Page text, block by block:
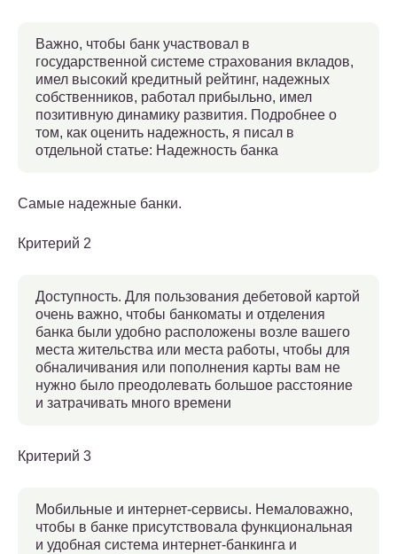
Важно, чтобы банк участвовал в
государственной системе страхования вкладов,
имел высокий кредитный рейтинг, надежных
собственников, работал прибыльно, имел
позитивную динамику развития. Подробнее о
том, как оценить надежность, я писал в
отдельной статье: Надежность банка
Самые надежные банки.
Критерий 2
Доступность. Для пользования дебетовой картой
очень важно, чтобы банкоматы и отделения
банка были удобно расположены возле вашего
места жительства или места работы, чтобы для
обналичивания или пополнения карты вам не
нужно было преодолевать большое расстояние
и затрачивать много времени
Критерий 3
Мобильные и интернет-сервисы. Немаловажно,
чтобы в банке присутствовала функциональная
и удобная система интернет-банкинга и